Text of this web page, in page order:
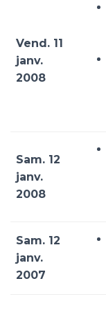
Vend. 11
janv.
2008
Sam. 12
janv.
2008
Sam. 12
janv.
2007